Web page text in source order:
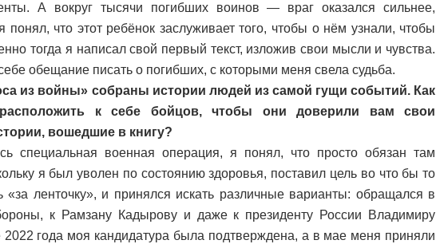
А вокруг тысячи погибших воинов — враг оказался сильнее,
понял, что этот ребёнок заслуживает того, чтобы о нём узнали, чтобы
тогда я написал свой первый текст, изложив свои мысли и чувства.
обещание писать о погибших, с которыми меня свела судьба.
из войны» собраны истории людей из самой гущи событий. Как
к себе бойцов, чтобы они доверили вам свои
вошедшие в книгу?
специальная военная операция, я понял, что просто обязан там
я был уволен по состоянию здоровья, поставил цель во что бы то
«за ленточку», и принялся искать различные варианты: обращался в
к Рамзану Кадырову и даже к президенту России Владимиру
2022 года моя кандидатура была подтверждена, а в мае меня приняли